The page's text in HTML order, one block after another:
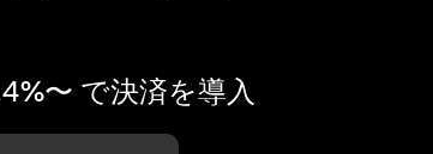
〜 で決済を導入